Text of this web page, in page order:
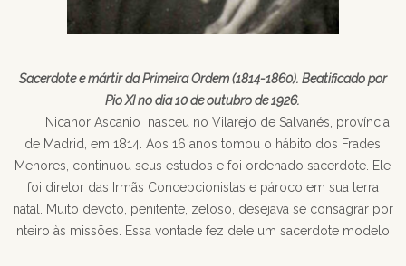
Sacerdote e mártir da Primeira Ordem (1814-1860). Beatificado por
Pio XI no dia 10 de outubro de 1926.
Nicanor Ascanio nasceu no Vilarejo de Salvanés, província
de Madrid, em 1814. Aos 16 anos tomou o hábito dos Frades
Menores, continuou seus estudos e foi ordenado sacerdote. Ele
foi diretor das Irmãs Concepcionistas e pároco em sua terra
natal. Muito devoto, penitente, zeloso, desejava se consagrar por
inteiro às missões. Essa vontade fez dele um sacerdote modelo.